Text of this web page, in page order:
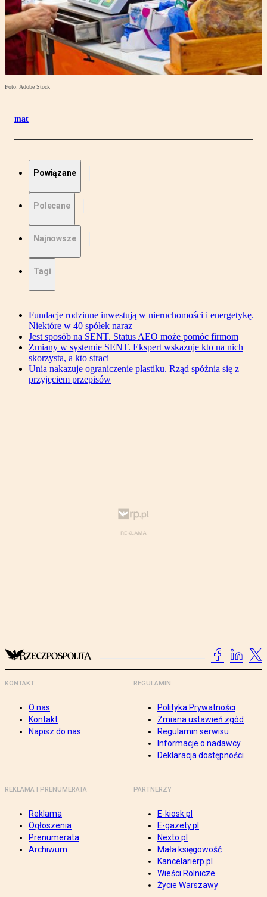
Foto: Adobe Stock
mat
Powiązane
Polecane
Najnowsze
Tagi
Fundacje rodzinne inwestują w nieruchomości i energetykę.
Niektóre w 40 spółek naraz
Jest sposób na SENT. Status AEO może pomóc firmom
Zmiany w systemie SENT. Ekspert wskazuje kto na nich
skorzysta, a kto straci
Unia nakazuje ograniczenie plastiku. Rząd spóźnia się z
przyjęciem przepisów
KONTAKT
O nas
Kontakt
Napisz do nas
REGULAMIN
Polityka Prywatności
Zmiana ustawień zgód
Regulamin serwisu
Informacje o nadawcy
Deklaracja dostępności
REKLAMA I PRENUMERATA
Reklama
Ogłoszenia
Prenumerata
Archiwum
PARTNERZY
E-kiosk.pl
E-gazety.pl
Nexto.pl
Mała księgowość
Kancelarierp.pl
Wieści Rolnicze
Życie Warszawy